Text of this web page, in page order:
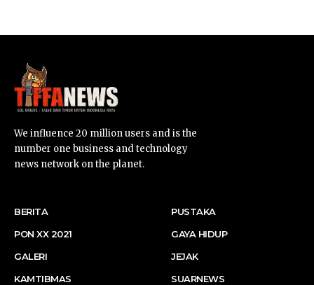
We influence 20 million users and is the
number one business and technology
news network on the planet.
BERITA
PON XX 2021
GALERI
KAMTIBMAS
PUSTAKA
GAYA HIDUP
JEJAK
SUARNEWS